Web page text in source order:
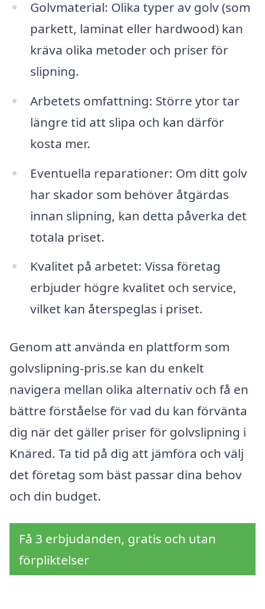
Golvmaterial: Olika typer av golv (som
parkett, laminat eller hardwood) kan
kräva olika metoder och priser för
slipning.
Arbetets omfattning: Större ytor tar
längre tid att slipa och kan därför
kosta mer.
Eventuella reparationer: Om ditt golv
har skador som behöver åtgärdas
innan slipning, kan detta påverka det
totala priset.
Kvalitet på arbetet: Vissa företag
erbjuder högre kvalitet och service,
vilket kan återspeglas i priset.
Genom att använda en plattform som
golvslipning-pris.se kan du enkelt
navigera mellan olika alternativ och få en
bättre förståelse för vad du kan förvänta
dig när det gäller priser för golvslipning i
Knäred. Ta tid på dig att jämföra och välj
det företag som bäst passar dina behov
och din budget.
Få 3 erbjudanden, gratis och utan
förpliktelser